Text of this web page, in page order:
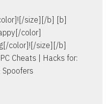
size][/b] [b]
color]
color]![/size][/b]
Cheats | Hacks for:
Spoofers